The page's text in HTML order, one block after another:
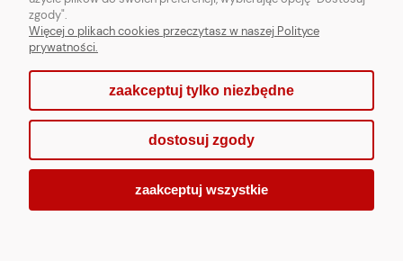
Sklep internetowy Shoper.pl
zgody".
Więcej o plikach cookies przeczytasz w naszej Polityce
prywatności.
zaakceptuj tylko niezbędne
dostosuj zgody
zaakceptuj wszystkie